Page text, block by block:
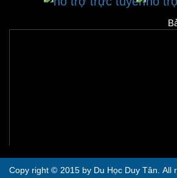
Copy right © 2015 by Du Học Duy Tân. All